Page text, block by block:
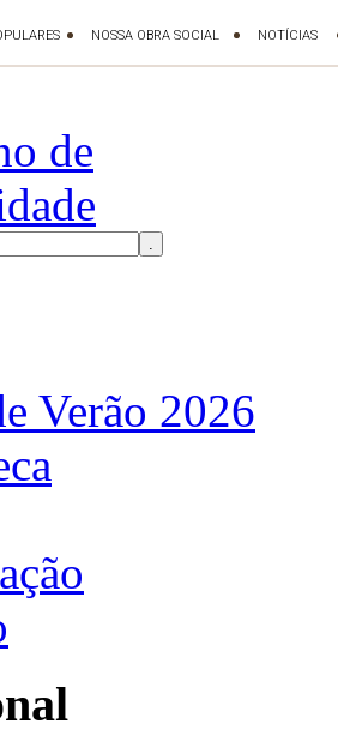
Verão 2026